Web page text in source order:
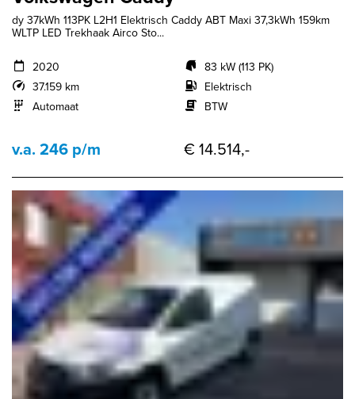
dy 37kWh 113PK L2H1 Elektrisch Caddy ABT Maxi 37,3kWh 159km
WLTP LED Trekhaak Airco Sto...
2020
37.159 km
Automaat
83 kW (113 PK)
Elektrisch
BTW
v.a. 246 p/m € 14.514,-